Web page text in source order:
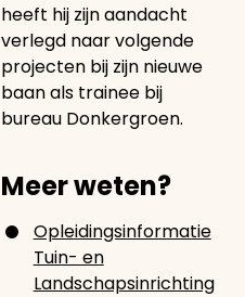
heeft hij zijn aandacht
verlegd naar volgende
projecten bij zijn nieuwe
baan als trainee bij
bureau Donkergroen.
Meer weten?
Opleidingsinformatie
Tuin- en
Landschapsinrichting